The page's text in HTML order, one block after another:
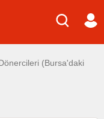
(Bursa'daki